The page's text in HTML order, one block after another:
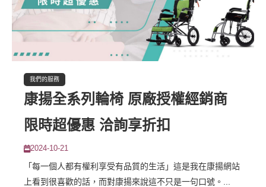
我們的服務
康揚全系列輪椅 原廠授權經銷商
限時超優惠 洽詢享折扣
2024-10-21
「每一個人都有權利享受有品質的生活」這是我在康揚網站
上看到很喜歡的話，而對康揚來說這不只是一句口號。...